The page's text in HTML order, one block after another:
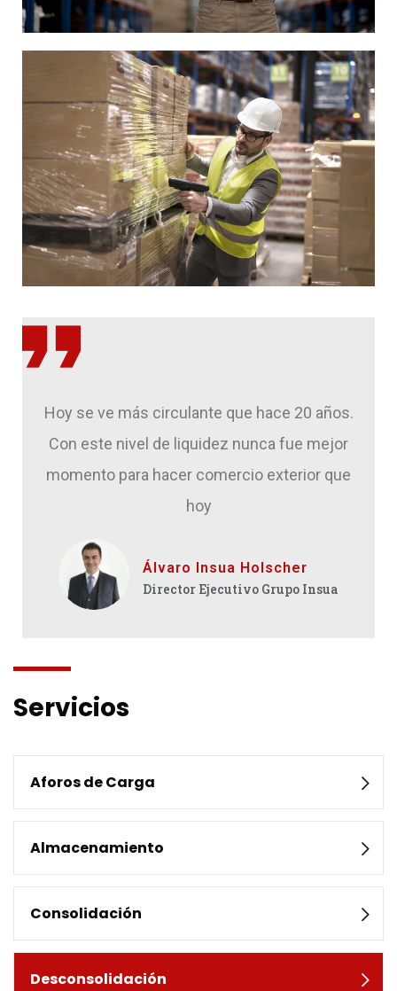
Hoy se ve más circulante que hace 20 años.
Con este nivel de liquidez nunca fue mejor
momento para hacer comercio exterior que
hoy
Álvaro Insua Holscher
Director Ejecutivo Grupo Insua
Servicios
Aforos de Carga
Almacenamiento
Consolidación
Desconsolidación